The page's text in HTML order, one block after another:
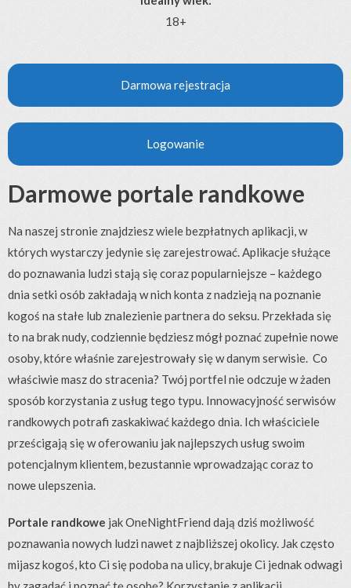
18+
Darmowa rejestracja
Logowanie
Darmowe portale randkowe
Na naszej stronie znajdziesz wiele bezpłatnych aplikacji, w
których wystarczy jedynie się zarejestrować. Aplikacje służące
do poznawania ludzi stają się coraz popularniejsze – każdego
dnia setki osób zakładają w nich konta z nadzieją na poznanie
kogoś na stałe lub znalezienie partnera do seksu. Przekłada się
to na brak nudy, codziennie będziesz mógł poznać zupełnie nowe
osoby, które właśnie zarejestrowały się w danym serwisie. Co
właściwie masz do stracenia? Twój portfel nie odczuje w żaden
sposób korzystania z usług tego typu. Innowacyjność serwisów
randkowych potrafi zaskakiwać każdego dnia. Ich właściciele
prześcigają się w oferowaniu jak najlepszych usług swoim
potencjalnym klientem, bezustannie wprowadzając coraz to
nowe ulepszenia.
Portale randkowe jak OneNightFriend dają dziś możliwość
poznawania nowych ludzi nawet z najbliższej okolicy. Jak często
mijasz kogoś, kto Ci się podoba na ulicy, brakuje Ci jednak odwagi